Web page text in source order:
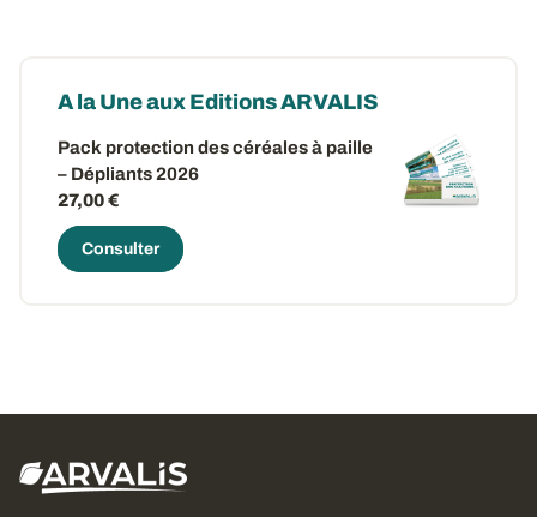
A la Une aux Editions ARVALIS
Pack protection des céréales à paille
– Dépliants 2026
27,00 €
Consulter